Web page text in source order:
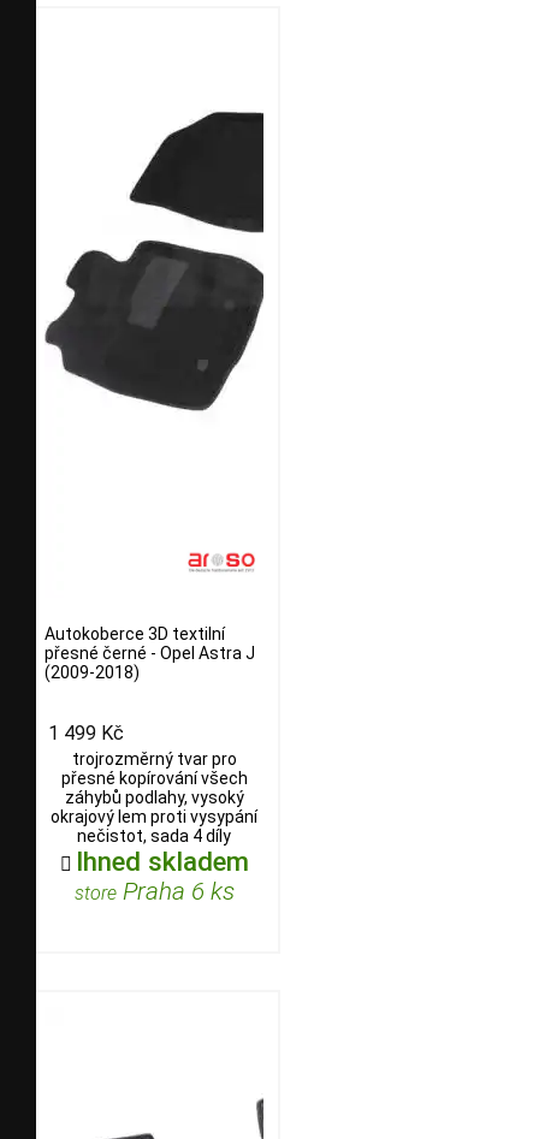
Autokoberce 3D textilní
přesné černé - Opel Astra J
(2009-2018)
1 499 Kč
trojrozměrný tvar pro
přesné kopírování všech
záhybů podlahy, vysoký
okrajový lem proti vysypání
nečistot, sada 4 díly
 Ihned skladem
storePraha 6 ks